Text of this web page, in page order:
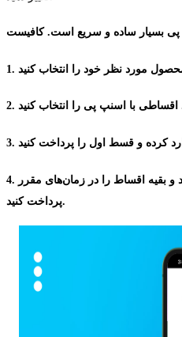
4. کالای خود را درب منزل دریافت کنید و بقیه اقساط را در زمان‌های مقرر
پرداخت کنید.